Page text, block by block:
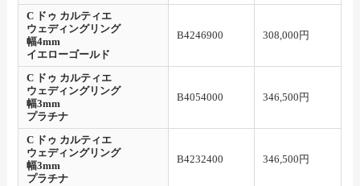
C ドゥ カルティエ
ウェディングリング
幅4mm
イエローゴールド
B4246900 308,000円
C ドゥ カルティエ
ウェディングリング
幅3mm
プラチナ
B4054000 346,500円
C ドゥ カルティエ
ウェディングリング
幅3mm
プラチナ
B4232400 346,500円